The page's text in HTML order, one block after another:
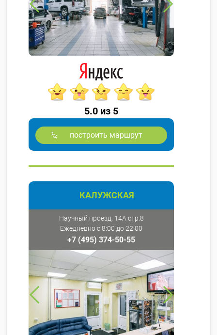
5.0 из 5
построить маршрут
КАЛУЖСКАЯ
Научный проезд, 14А стр.8
Ежедневно с 8:00 до 22:00
+7 (495) 374-50-55